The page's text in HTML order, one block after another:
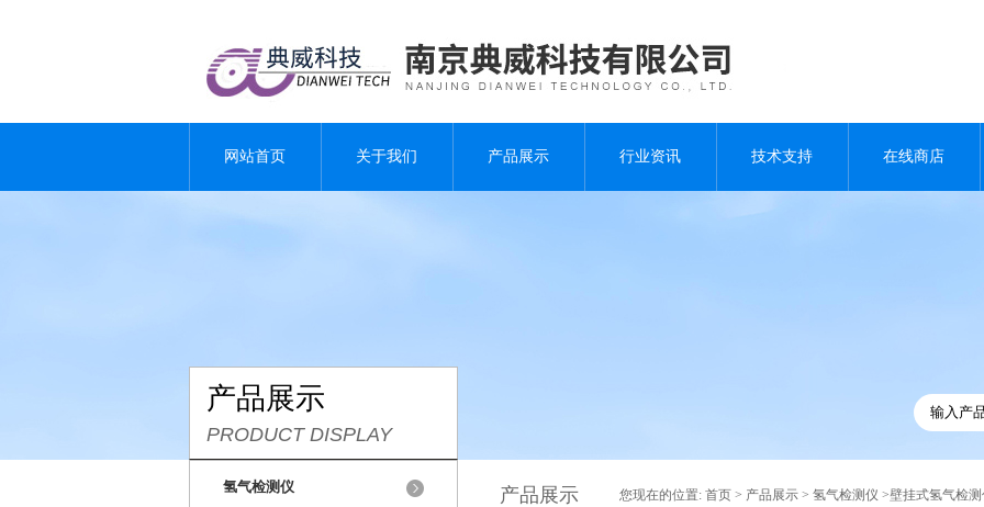
网站首页 关于我们 产品展示 行业资讯 技术支持 在线商店
产品展示
PRODUCT DISPLAY
氢气检测仪 产品展示 您现在的位置: 首页 > 产品展示 > 氢气检测仪 >壁挂式氢气检